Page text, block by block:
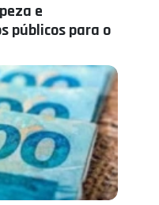
e
públicos para o